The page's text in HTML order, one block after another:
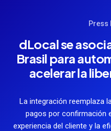
Press
dLocal se
Brasil para
acelerar la
La integración reemplaza
pagos por confirmación
experiencia del cliente y la